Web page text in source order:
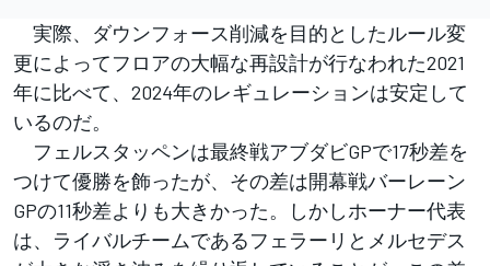
実際、ダウンフォース削減を目的としたルール変
更によってフロアの大幅な再設計が行なわれた2021
年に比べて、2024年のレギュレーションは安定して
いるのだ。
フェルスタッペンは最終戦アブダビGPで17秒差を
つけて優勝を飾ったが、その差は開幕戦バーレーン
GPの11秒差よりも大きかった。しかしホーナー代表
は、ライバルチームであるフェラーリとメルセデス